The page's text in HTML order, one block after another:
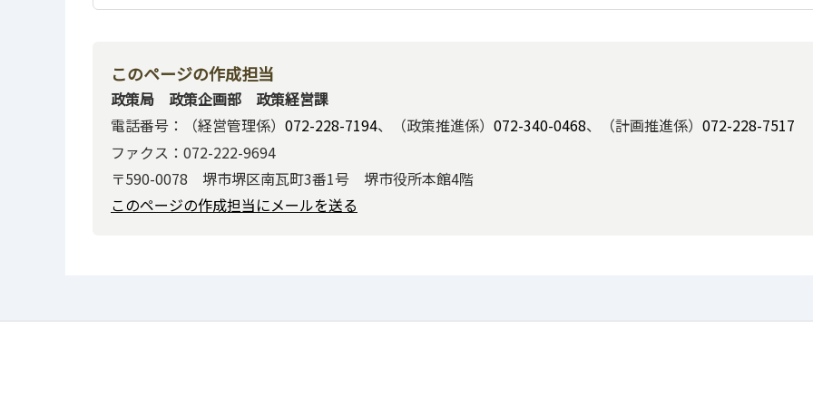
このページの作成担当
政策局 政策企画部 政策経営課
電話番号：（経営管理係） 072-228-7194、（政策推進係） 072-340-0468、（計画推進係） 072-228-7517
ファクス：072-222-9694
〒590-0078 堺市堺区南瓦町3番1号 堺市役所本館4階
このページの作成担当にメールを送る